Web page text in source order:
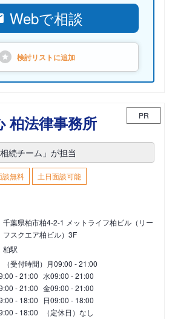
Webで相談
検討リストに追加
柏法律事務所 PR
続チーム」が担当
談無料
土日面談可能
千葉県柏市柏4-2-1 メットライフ柏ビル（リー
フスクエア柏ビル）3F
柏駅
（受付時間） 月09:00 - 21:00
- 21:00 水09:00 - 21:00
- 21:00 金09:00 - 21:00
- 18:00 日09:00 - 18:00
- 18:00 （定休日）なし